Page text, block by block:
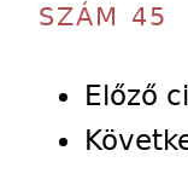
SZÁM 45
Előző